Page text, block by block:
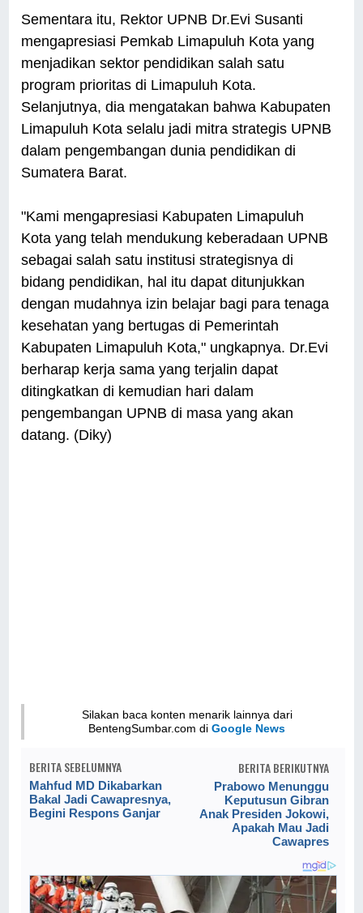
Sementara itu, Rektor UPNB Dr.Evi Susanti
mengapresiasi Pemkab Limapuluh Kota yang
menjadikan sektor pendidikan salah satu
program prioritas di Limapuluh Kota.
Selanjutnya, dia mengatakan bahwa Kabupaten
Limapuluh Kota selalu jadi mitra strategis UPNB
dalam pengembangan dunia pendidikan di
Sumatera Barat.
"Kami mengapresiasi Kabupaten Limapuluh
Kota yang telah mendukung keberadaan UPNB
sebagai salah satu institusi strategisnya di
bidang pendidikan, hal itu dapat ditunjukkan
dengan mudahnya izin belajar bagi para tenaga
kesehatan yang bertugas di Pemerintah
Kabupaten Limapuluh Kota," ungkapnya. Dr.Evi
berharap kerja sama yang terjalin dapat
ditingkatkan di kemudian hari dalam
pengembangan UPNB di masa yang akan
datang. (Diky)
Silakan baca konten menarik lainnya dari
BentengSumbar.com diGoogle News
BERITA SEBELUMNYA
Mahfud MD Dikabarkan
Bakal Jadi Cawapresnya,
Begini Respons Ganjar
BERITA BERIKUTNYA
Prabowo Menunggu
Keputusun Gibran
Anak Presiden Jokowi,
Apakah Mau Jadi
Cawapres